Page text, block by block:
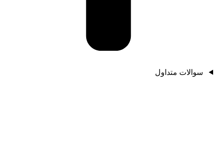
سوالات متداول